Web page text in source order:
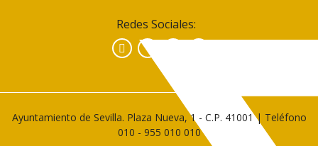
Redes Sociales:
Facebook
Ayuntamiento de Sevilla. Plaza Nueva, 1 - C.P. 41001 | Teléfono
010 - 955 010 010